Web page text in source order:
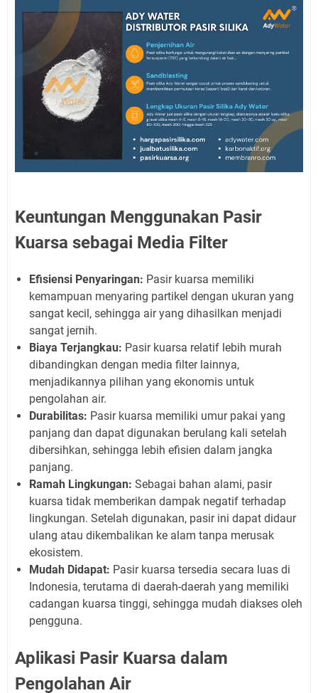
Keuntungan Menggunakan Pasir
Kuarsa sebagai Media Filter
Efisiensi Penyaringan: Pasir kuarsa memiliki
kemampuan menyaring partikel dengan ukuran yang
sangat kecil, sehingga air yang dihasilkan menjadi
sangat jernih.
Biaya Terjangkau: Pasir kuarsa relatif lebih murah
dibandingkan dengan media filter lainnya,
menjadikannya pilihan yang ekonomis untuk
pengolahan air.
Durabilitas: Pasir kuarsa memiliki umur pakai yang
panjang dan dapat digunakan berulang kali setelah
dibersihkan, sehingga lebih efisien dalam jangka
panjang.
Ramah Lingkungan: Sebagai bahan alami, pasir
kuarsa tidak memberikan dampak negatif terhadap
lingkungan. Setelah digunakan, pasir ini dapat didaur
ulang atau dikembalikan ke alam tanpa merusak
ekosistem.
Mudah Didapat: Pasir kuarsa tersedia secara luas di
Indonesia, terutama di daerah-daerah yang memiliki
cadangan kuarsa tinggi, sehingga mudah diakses oleh
pengguna.
Aplikasi Pasir Kuarsa dalam
Pengolahan Air